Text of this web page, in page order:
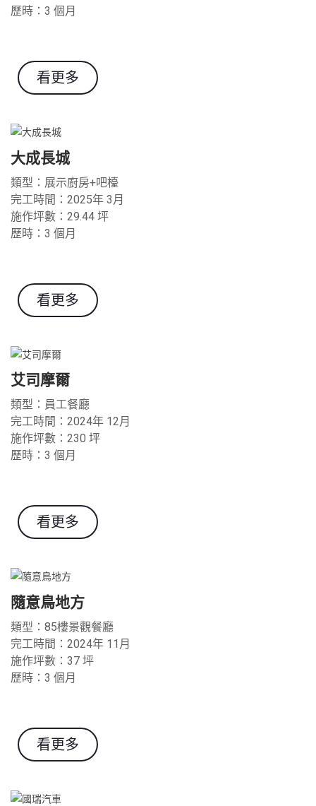
歷時：3 個月
看更多
大成長城
類型：展示廚房+吧檯
完工時間：2025年 3月
施作坪數：29.44 坪
歷時：3 個月
看更多
艾司摩爾
類型：員工餐廳
完工時間：2024年 12月
施作坪數：230 坪
歷時：3 個月
看更多
隨意鳥地方
類型：85樓景觀餐廳
完工時間：2024年 11月
施作坪數：37 坪
歷時：3 個月
看更多